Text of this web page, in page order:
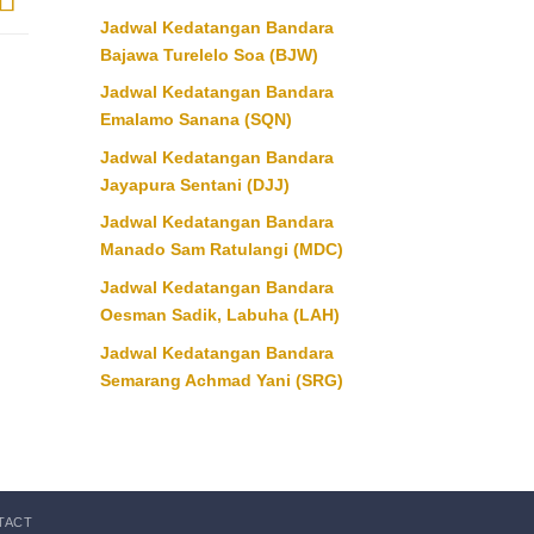
Jadwal Kedatangan Bandara
Bajawa Turelelo Soa (BJW)
Jadwal Kedatangan Bandara
Emalamo Sanana (SQN)
Jadwal Kedatangan Bandara
Jayapura Sentani (DJJ)
Jadwal Kedatangan Bandara
Manado Sam Ratulangi (MDC)
Jadwal Kedatangan Bandara
Oesman Sadik, Labuha (LAH)
Jadwal Kedatangan Bandara
Semarang Achmad Yani (SRG)